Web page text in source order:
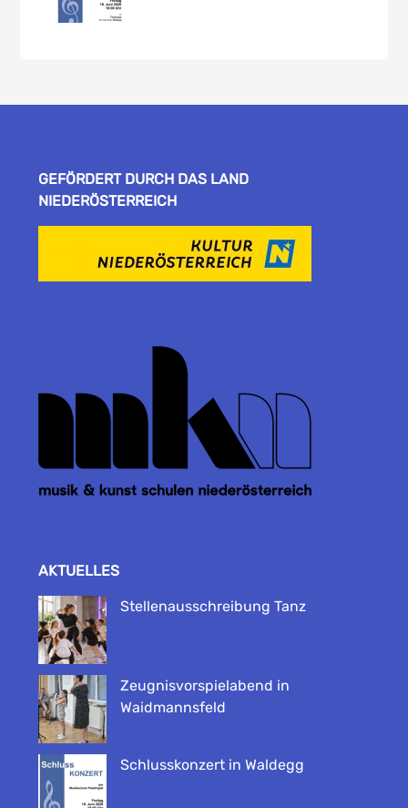
GEFÖRDERT DURCH DAS LAND
NIEDERÖSTERREICH
AKTUELLES
Stellenausschreibung Tanz
Zeugnisvorspielabend in
Waidmannsfeld
Schlusskonzert in Waldegg